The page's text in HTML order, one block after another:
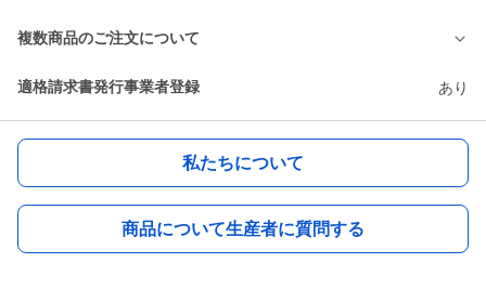
複数商品のご注文について
適格請求書発行事業者登録 あり
私たちについて
商品について生産者に質問する